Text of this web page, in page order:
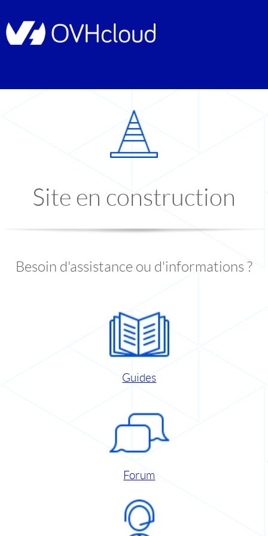
Site en construction
Besoin d'assistance ou d'informations ?
Guides
Forum